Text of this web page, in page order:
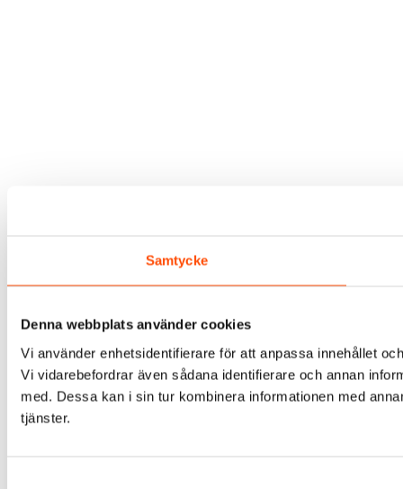
Samtycke
Denna webbplats använder cookies
Vi använder enhetsidentifierare för att anpassa innehållet
Vi vidarebefordrar även sådana identifierare och annan
med. Dessa kan i sin tur kombinera informationen med
tjänster.